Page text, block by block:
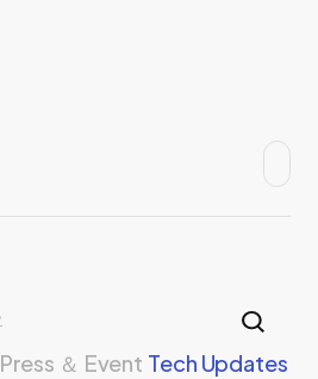
Press ＆ Event Tech Updates